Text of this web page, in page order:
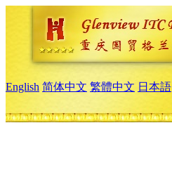
English 简体中文 繁體中文 日本語